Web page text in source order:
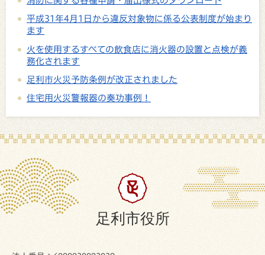
平成31年4月1日から違反対象物に係る公表制度が始まり
ます
火を使用するすべての飲食店に消火器の設置と点検が義
務化されます
足利市火災予防条例が改正されました
住宅用火災警報器の奏功事例！
足利市役所